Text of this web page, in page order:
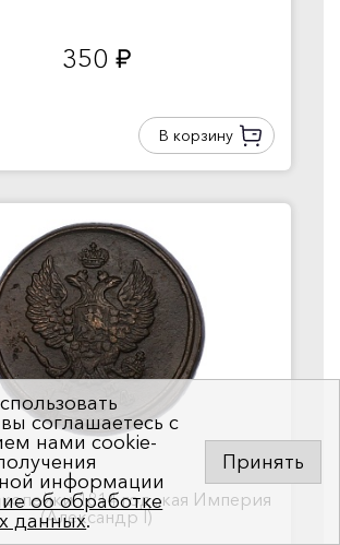
350 руб.
В корзину
1814 год...кая Империя
(Александр I)
соглашаетесь с
нами cookie-
информации
об обработке
данных.
Принять